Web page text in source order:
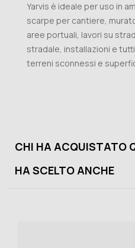
Yarvis è ideale per uso in
scarpe per cantiere,
aree portuali, lavori su
stradale, installazioni e
terreni sconnessi e
CHI HA ACQUISTATO
HA SCELTO ANCHE